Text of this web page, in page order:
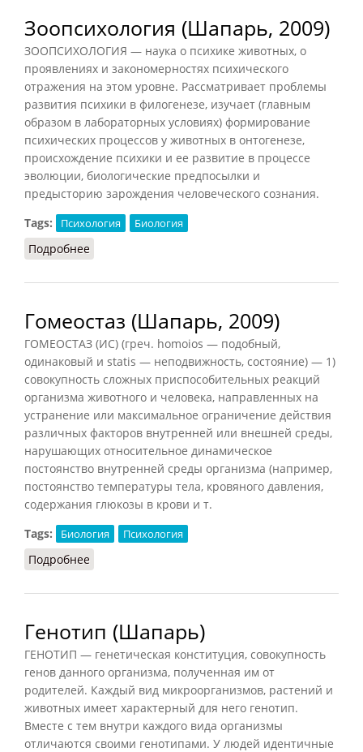
Зоопсихология (Шапарь, 2009)
ЗООПСИХОЛОГИЯ — наука о психике животных, о
проявлениях и закономерностях психического
отражения на этом уровне. Рассматривает проблемы
развития психики в филогенезе, изучает (главным
образом в лабораторных условиях) формирование
психических процессов у животных в онтогенезе,
происхождение психики и ее развитие в процессе
эволюции, биологические предпосылки и
предысторию зарождения человеческого сознания.
Tags:
Психология Биология
Подробнее
Гомеостаз (Шапарь, 2009)
ГОМЕОСТАЗ (ИС) (греч. homoios — подобный,
одинаковый и statis — неподвижность, состояние) — 1)
совокупность сложных приспособительных реакций
организма животного и человека, направленных на
устранение или максимальное ограничение действия
различных факторов внутренней или внешней среды,
нарушающих относительное динамическое
постоянство внутренней среды организма (например,
постоянство температуры тела, кровяного давления,
содержания глюкозы в крови и т.
Tags:
Биология Психология
Подробнее
Генотип (Шапарь)
ГЕНОТИП — генетическая конституция, совокупность
генов данного организма, полученная им от
родителей. Каждый вид микроорганизмов, растений и
животных имеет характерный для него генотип.
Вместе с тем внутри каждого вида организмы
отличаются своими генотипами. У людей идентичные